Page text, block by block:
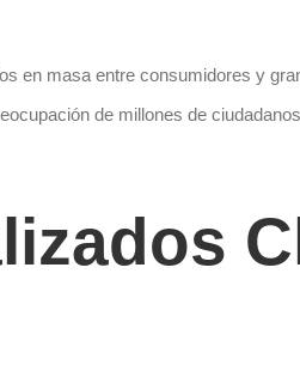
en masa entre consumidores y
de millones de